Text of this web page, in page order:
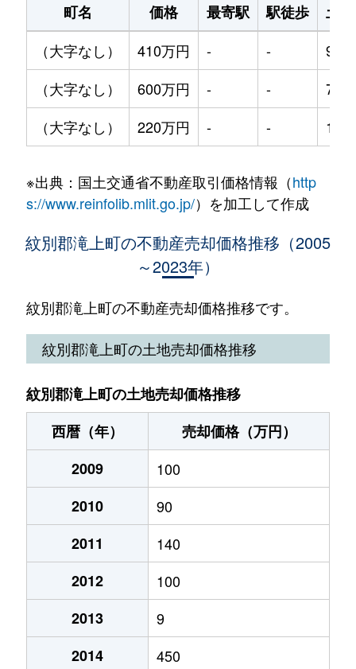
町名 価格 最寄駅 駅徒歩
土
（大字なし）
410万円 - -
（大字なし）
600万円 - -
（大字なし）
220万円 - -
※出典：国土交通省不動産取引価格情報（http
s://www.reinfolib.mlit.go.jp/）を加工して作成
紋別郡滝上町の不動産売却価格推移（2005
～2023年）
紋別郡滝上町の不動産売却価格推移です。
紋別郡滝上町の土地売却価格推移
紋別郡滝上町の土地売却価格推移
西暦（年）
売却価格（万円）
2009
100
2010
90
2011
140
2012
100
2013
9
2014
450